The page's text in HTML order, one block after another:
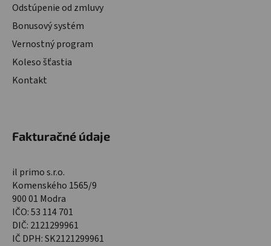
Odstúpenie od zmluvy
Bonusový systém
Vernostný program
Koleso šťastia
Kontakt
Fakturačné údaje
il primo s.r.o.
Komenského 1565/9
900 01 Modra
IČO: 53 114 701
DIČ: 2121299961
IČ DPH: SK2121299961